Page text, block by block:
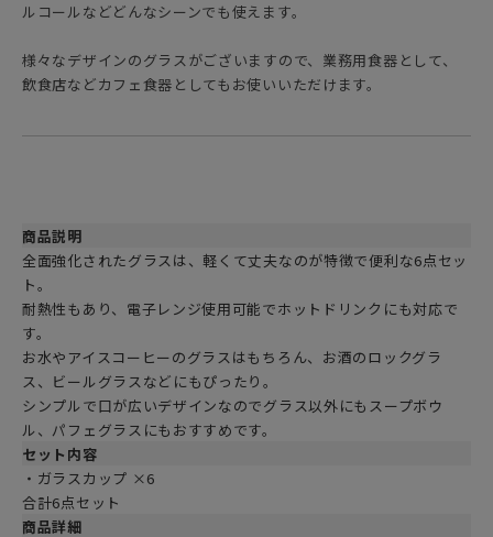
ルコールなどどんなシーンでも使えます。
様々なデザインのグラスがございますので、業務用食器として、
飲食店などカフェ食器としてもお使いいただけます。
商品説明
全面強化されたグラスは、軽くて丈夫なのが特徴で便利な6点セッ
ト。
耐熱性もあり、電子レンジ使用可能でホットドリンクにも対応で
す。
お水やアイスコーヒーのグラスはもちろん、お酒のロックグラ
ス、ビールグラスなどにもぴったり。
シンプルで口が広いデザインなのでグラス以外にもスープボウ
ル、パフェグラスにもおすすめです。
セット内容
・ガラスカップ ×6
合計6点セット
商品詳細